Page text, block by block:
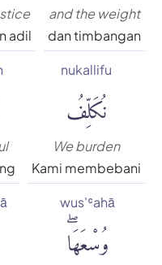
and the weight
dan timbangan
adil
nukallifu
نُكَلِّفُ
We burden
Kami membebani
wus'ʿahā
وُسْعَهَاۖ